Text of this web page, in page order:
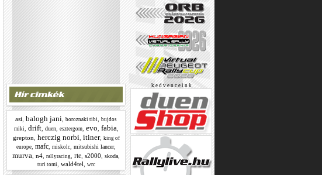
asi balogh jani boroznaki tibi bujdos
miki
drift, duen, esztergom, evo fabia
grepton herczig norbi itiner, king of
europe mafc miskolc mitsubishi lancer,
murva n4 rallyracing rte s2000 skoda
turi tomi wald4tel wrc
k e d v e n c e i n k